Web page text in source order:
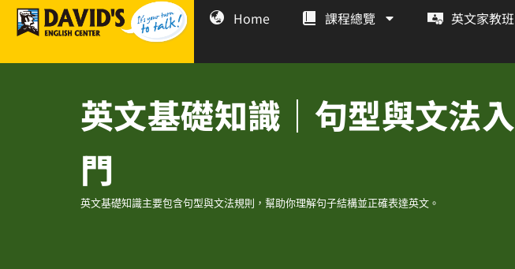
Home 課程總覽 英文家教班
英文基礎知識｜句型與文法入
門
英文基礎知識主要包含句型與文法規則，幫助你理解句子結構並正確表達英文。